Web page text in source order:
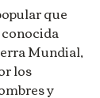
que
Mundial,
los
y